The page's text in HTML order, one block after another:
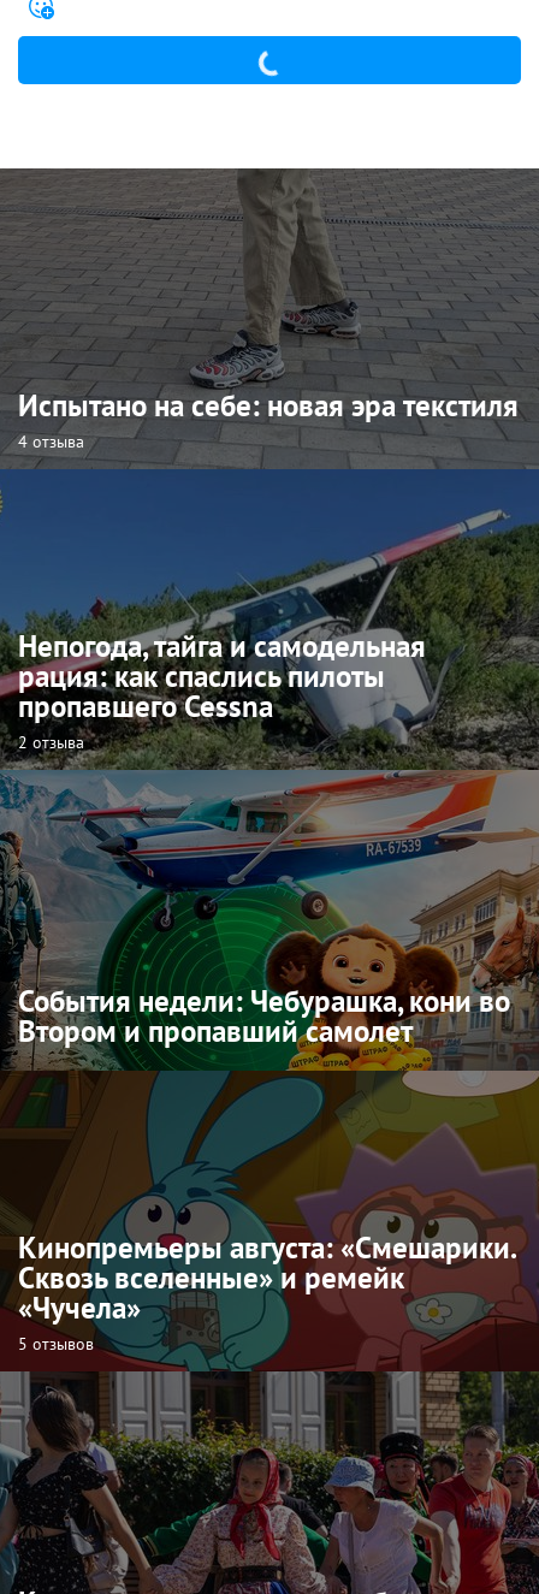
Испытано на себе: новая эра текстиля
4 отзыва
Непогода, тайга и самодельная
рация: как спаслись пилоты
пропавшего Cessna
2 отзыва
События недели: Чебурашка, кони во
Втором и пропавший самолет
Кинопремьеры августа: «Смешарики.
Сквозь вселенные» и ремейк
«Чучела»
5 отзывов